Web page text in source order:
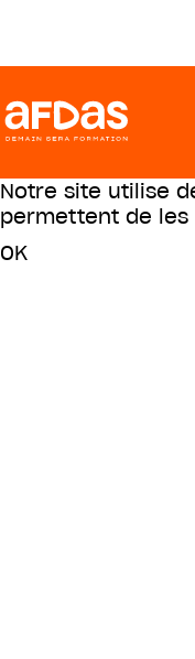
Notre site utilise
permettent de les
OK